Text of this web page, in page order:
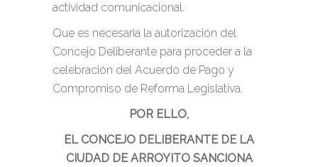
actividad comunicacional.
Que es necesaria la autorización del
Concejo Deliberante para proceder a la
celebración del Acuerdo de Pago y
Compromiso de Reforma Legislativa.
POR ELLO,
EL CONCEJO DELIBERANTE DE LA
CIUDAD DE ARROYITO SANCIONA